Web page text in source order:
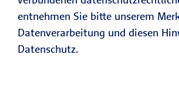
entnehmen Sie bitte unserem
Datenverarbeitung und diesen
Datenschutz.